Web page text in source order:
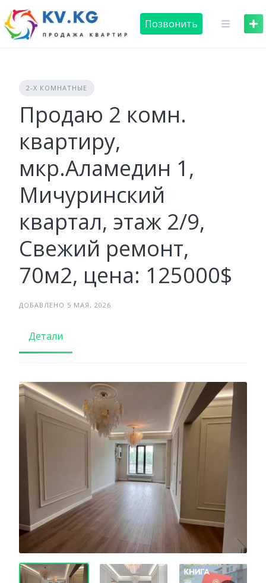
Skip
to
content
Позвонить
2-Х КОМНАТНЫЕ
Продаю 2 комн.
квартиру,
мкр.Аламедин 1,
Мичуринский
квартал, этаж 2/9,
Свежий ремонт,
70м2, цена: 125000$
ДОБАВЛЕНО 5 МАЯ, 2026
Детали